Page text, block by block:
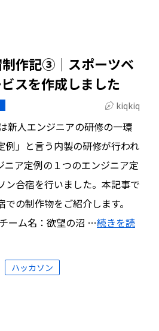
作記③｜スポーツベ
スを作成しました
kiqkiq
新人エンジニアの研修の一環
例」と言う内製の研修が行われ
ニア定例の１つのエンジニア定
ン合宿を行いました。本記事で
の制作物をご紹介します。
ーム名：欲望の沼 …続きを読
ハッカソン